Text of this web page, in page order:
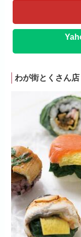
わが街とくさん